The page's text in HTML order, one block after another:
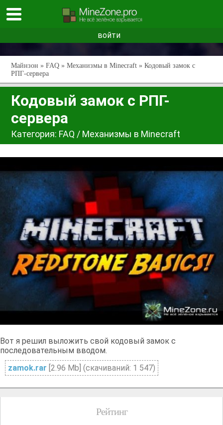
войти
Майнзон » FAQ » Механизмы в Minecraft » Кодовый замок с
РПГ-сервера
Кодовый замок с РПГ-
сервера
Категория: FAQ / Механизмы в Minecraft
Вот я решил выложить свой кодовый замок с
последовательным вводом.
zamok.rar [2.96 Mb] (cкачиваний: 1 547)
Рейтинг